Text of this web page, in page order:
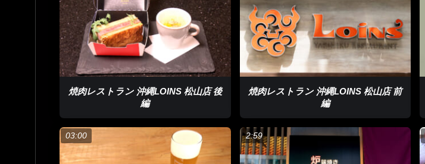
焼肉レストラン 沖縄LOINS 松山店 後
編
焼肉レストラン 沖縄LOINS 松山店 前
編
03:00 2:59